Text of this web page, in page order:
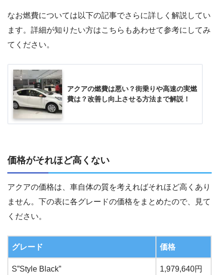
なお燃費については以下の記事でさらに詳しく解説してい
ます。詳細が知りたい方はこちらもあわせて参考にしてみ
てください。
アクアの燃費は悪い？街乗りや高速の実燃
費は？改善し向上させる方法まで解説！
価格がそれほど高くない
アクアの価格は、車自体の質を考えればそれほど高くあり
ません。下の表に各グレードの価格をまとめたので、見て
ください。
グレード 価格
S”Style Black” 1,979,640円